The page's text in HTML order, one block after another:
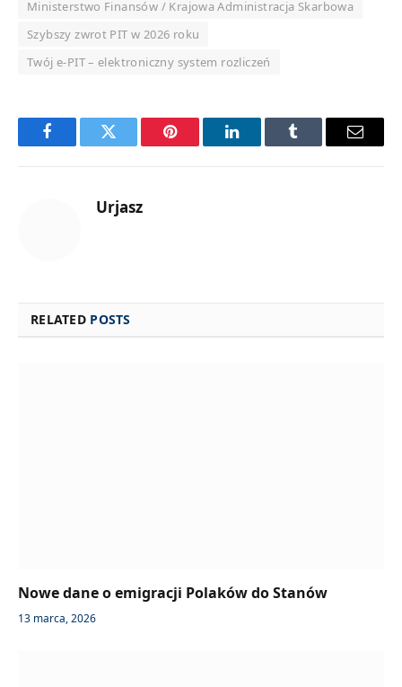
Ministerstwo Finansów / Krajowa Administracja Skarbowa
Szybszy zwrot PIT w 2026 roku
Twój e-PIT – elektroniczny system rozliczeń
FacebookTwitter Pinterest LinkedInTumblr Email
Urjasz
RELATED POSTS
Nowe dane o emigracji Polaków do Stanów
13 marca, 2026